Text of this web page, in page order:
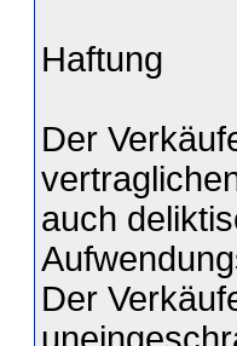
Haftung
Der
auch
Der